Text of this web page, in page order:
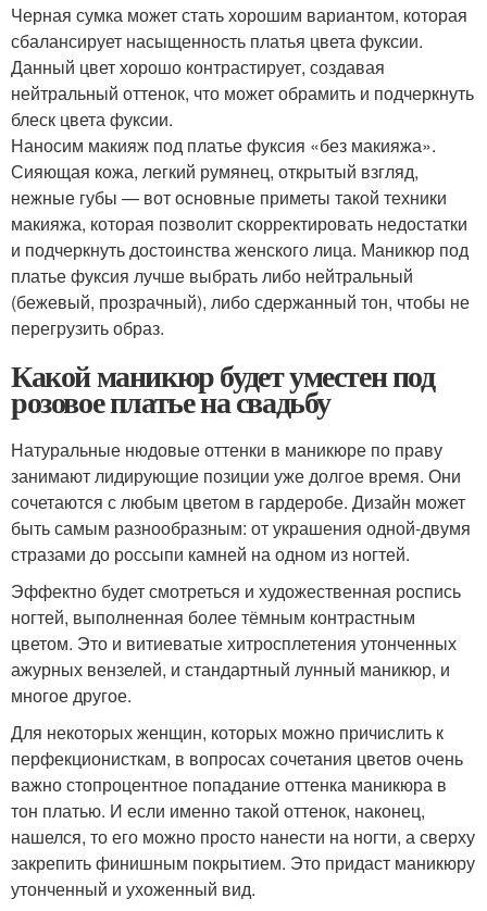
Черная сумка может стать хорошим вариантом, которая
сбалансирует насыщенность платья цвета фуксии.
Данный цвет хорошо контрастирует, создавая
нейтральный оттенок, что может обрамить и подчеркнуть
блеск цвета фуксии.
Наносим макияж под платье фуксия «без макияжа».
Сияющая кожа, легкий румянец, открытый взгляд,
нежные губы — вот основные приметы такой техники
макияжа, которая позволит скорректировать недостатки
и подчеркнуть достоинства женского лица. Маникюр под
платье фуксия лучше выбрать либо нейтральный
(бежевый, прозрачный), либо сдержанный тон, чтобы не
перегрузить образ.
Какой маникюр будет уместен под
розовое платье на свадьбу
Натуральные нюдовые оттенки в маникюре по праву
занимают лидирующие позиции уже долгое время. Они
сочетаются с любым цветом в гардеробе. Дизайн может
быть самым разнообразным: от украшения одной-двумя
стразами до россыпи камней на одном из ногтей.
Эффектно будет смотреться и художественная роспись
ногтей, выполненная более тёмным контрастным
цветом. Это и витиеватые хитросплетения утонченных
ажурных вензелей, и стандартный лунный маникюр, и
многое другое.
Для некоторых женщин, которых можно причислить к
перфекционисткам, в вопросах сочетания цветов очень
важно стопроцентное попадание оттенка маникюра в
тон платью. И если именно такой оттенок, наконец,
нашелся, то его можно просто нанести на ногти, а сверху
закрепить финишным покрытием. Это придаст маникюру
утонченный и ухоженный вид.